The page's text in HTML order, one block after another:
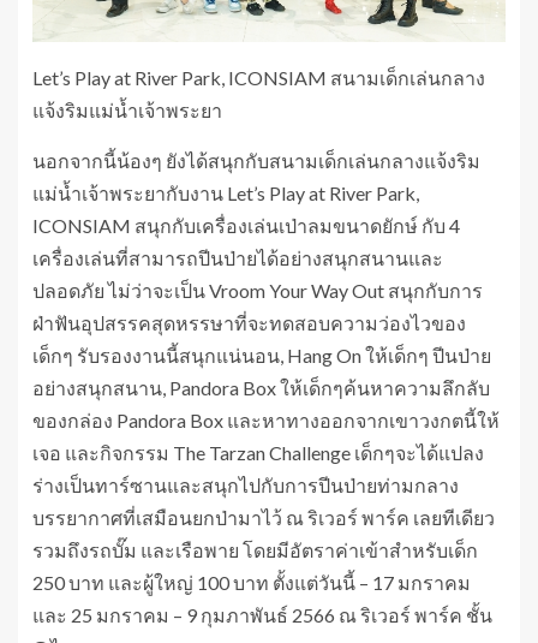
Let’s Play at River Park, ICONSIAM สนามเด็กเล่นกลาง
แจ้งริมแม่น้ำเจ้าพระยา
นอกจากนี้น้องๆ ยังได้สนุกกับสนามเด็กเล่นกลางแจ้งริม
แม่น้ำเจ้าพระยากับงาน Let’s Play at River Park,
ICONSIAM สนุกกับเครื่องเล่นเป่าลมขนาดยักษ์ กับ 4
เครื่องเล่นที่สามารถปีนป่ายได้อย่างสนุกสนานและ
ปลอดภัย ไม่ว่าจะเป็น Vroom Your Way Out สนุกกับการ
ฝ่าฟันอุปสรรคสุดหรรษาที่จะทดสอบความว่องไวของ
เด็กๆ รับรองงานนี้สนุกแน่นอน, Hang On ให้เด็กๆ ปีนป่าย
อย่างสนุกสนาน, Pandora Box ให้เด็กๆค้นหาความลึกลับ
ของกล่อง Pandora Box และหาทางออกจากเขาวงกตนี้ให้
เจอ และกิจกรรม The Tarzan Challenge เด็กๆจะได้แปลง
ร่างเป็นทาร์ซานและสนุกไปกับการปีนป่ายท่ามกลาง
บรรยากาศที่เสมือนยกป่ามาไว้ ณ ริเวอร์ พาร์ค เลยทีเดียว
รวมถึงรถบั๊ม และเรือพาย โดยมีอัตราค่าเข้าสำหรับเด็ก
250 บาท และผู้ใหญ่ 100 บาท ตั้งแต่วันนี้ – 17 มกราคม
และ 25 มกราคม – 9 กุมภาพันธ์ 2566 ณ ริเวอร์ พาร์ค ชั้น